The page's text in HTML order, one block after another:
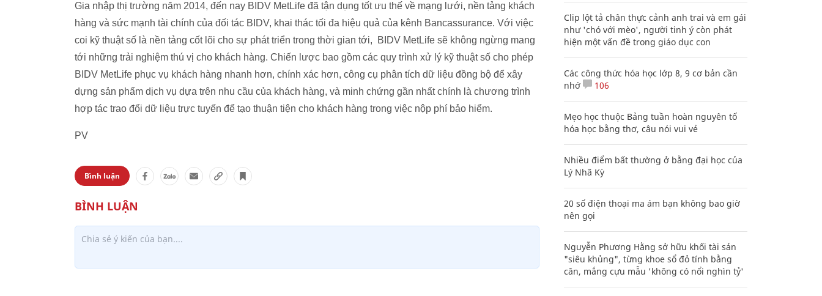
Gia nhập thị trường năm 2014, đến nay BIDV MetLife đã tận dụng tốt ưu thế về mạng lưới, nền tảng khách
hàng và sức mạnh tài chính của đối tác BIDV, khai thác tối đa hiệu quả của kênh Bancassurance. Với việc
coi kỹ thuật số là nền tảng cốt lõi cho sự phát triển trong thời gian tới, BIDV MetLife sẽ không ngừng mang
tới những trải nghiệm thú vị cho khách hàng. Chiến lược bao gồm các quy trình xử lý kỹ thuật số cho phép
BIDV MetLife phục vụ khách hàng nhanh hơn, chính xác hơn, công cụ phân tích dữ liệu đồng bộ để xây
dựng sản phẩm dịch vụ dựa trên nhu cầu của khách hàng, và minh chứng gần nhất chính là chương trình
hợp tác trao đổi dữ liệu trực tuyến để tạo thuận tiện cho khách hàng trong việc nộp phí bảo hiểm.
PV
Bình luận
Clip lột tả chân thực cảnh anh trai và em gái
như 'chó với mèo', người tinh ý còn phát
hiện một vấn đề trong giáo dục con
Các công thức hóa học lớp 8, 9 cơ bản cần
nhớ
106
Mẹo học thuộc Bảng tuần hoàn nguyên tố
hóa học bằng thơ, câu nói vui vẻ
Nhiều điểm bất thường ở bằng đại học của
Lý Nhã Kỳ
20 số điện thoại ma ám bạn không bao giờ
nên gọi
Nguyễn Phương Hằng sở hữu khối tài sản
"siêu khủng", từng khoe sổ đỏ tính bằng
cân, mắng cựu mẫu 'không có nổi nghìn tỷ'